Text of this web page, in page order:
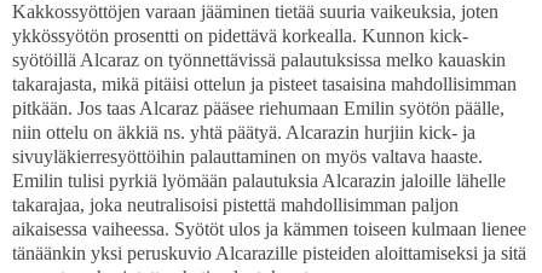
Kakkossyöttöjen varaan jääminen tietää suuria vaikeuksia, joten
ykkössyötön prosentti on pidettävä korkealla. Kunnon kick-
syötöillä Alcaraz on työnnettävissä palautuksissa melko kauaskin
takarajasta, mikä pitäisi ottelun ja pisteet tasaisina mahdollisimman
pitkään. Jos taas Alcaraz pääsee riehumaan Emilin syötön päälle,
niin ottelu on äkkiä ns. yhtä päätyä. Alcarazin hurjiin kick- ja
sivuyläkierresyöttöihin palauttaminen on myös valtava haaste.
Emilin tulisi pyrkiä lyömään palautuksia Alcarazin jaloille lähelle
takarajaa, joka neutralisoisi pistettä mahdollisimman paljon
aikaisessa vaiheessa. Syötöt ulos ja kämmen toiseen kulmaan lienee
tänäänkin yksi peruskuvio Alcarazille pisteiden aloittamiseksi ja sitä